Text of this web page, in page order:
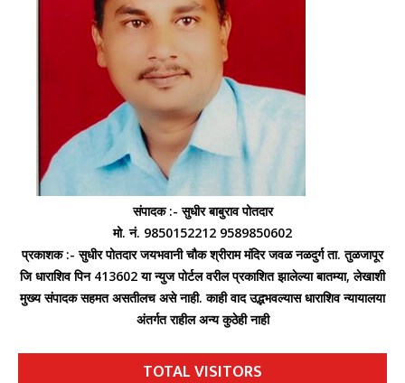
संपादक :- सुधीर बाबुराव पोतदार
मो. नं. 9850152212 9589850602
प्रकाशक :- सुधीर पोतदार जयभवानी चौक श्रीराम मंदिर जवळ नळदुर्ग ता. तुळजापूर
जि धाराशिव पिन 413602 या न्युज पोर्टल वरील प्रकाशित झालेल्या बातम्या, लेखाशी
मुख्य संपादक सहमत असतीलच असे नाही. काही वाद उद्भभवल्यास धाराशिव न्यायालया
अंतर्गत राहील अन्य कुठेही नाही
TOTAL VISITORS